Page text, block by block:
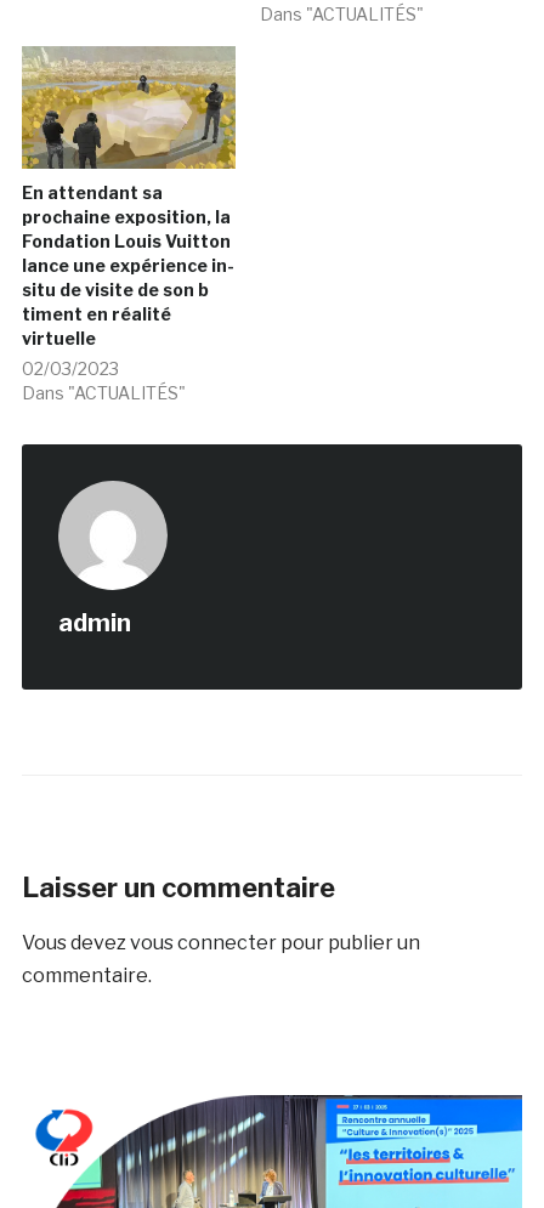
Dans "ACTUALITÉS"
En attendant sa
prochaine exposition, la
Fondation Louis Vuitton
lance une expérience in-
situ de visite de son b
timent en réalité
virtuelle
02/03/2023
Dans "ACTUALITÉS"
admin
Laisser un commentaire
Vous devez vous connecterpour publier un
commentaire.